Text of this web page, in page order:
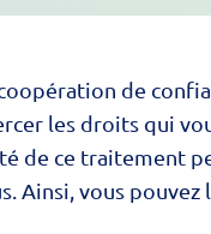
de
les droits qui
de ce traitement
Ainsi, vous